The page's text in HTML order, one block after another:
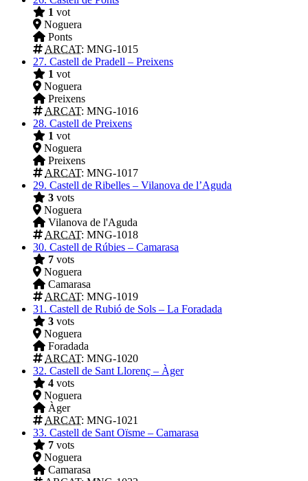
1 vot
Noguera
Ponts
ARCAT: MNG-1015
27. Castell de Pradell – Preixens
1 vot
Noguera
Preixens
ARCAT: MNG-1016
28. Castell de Preixens
1 vot
Noguera
Preixens
ARCAT: MNG-1017
29. Castell de Ribelles – Vilanova de l’Aguda
3 vots
Noguera
Vilanova de l'Aguda
ARCAT: MNG-1018
30. Castell de Rúbies – Camarasa
7 vots
Noguera
Camarasa
ARCAT: MNG-1019
31. Castell de Rubió de Sols – La Foradada
3 vots
Noguera
Foradada
ARCAT: MNG-1020
32. Castell de Sant Llorenç – Àger
4 vots
Noguera
Àger
ARCAT: MNG-1021
33. Castell de Sant Oïsme – Camarasa
7 vots
Noguera
Camarasa